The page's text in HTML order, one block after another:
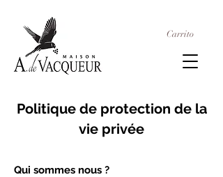
Carrito
Politique de protection de la
vie privée
Qui sommes nous ?